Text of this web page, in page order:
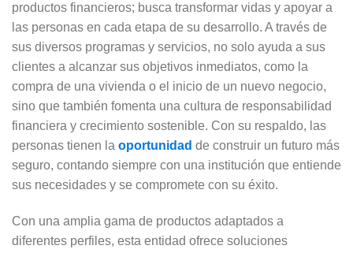
productos financieros; busca transformar vidas y apoyar a
las personas en cada etapa de su desarrollo. A través de
sus diversos programas y servicios, no solo ayuda a sus
clientes a alcanzar sus objetivos inmediatos, como la
compra de una vivienda o el inicio de un nuevo negocio,
sino que también fomenta una cultura de responsabilidad
financiera y crecimiento sostenible. Con su respaldo, las
personas tienen la oportunidad de construir un futuro más
seguro, contando siempre con una institución que entiende
sus necesidades y se compromete con su éxito.
Con una amplia gama de productos adaptados a
diferentes perfiles, esta entidad ofrece soluciones